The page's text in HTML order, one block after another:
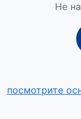
Не
посмотрите